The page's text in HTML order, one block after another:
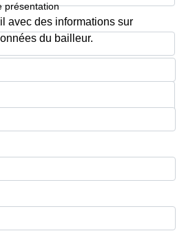
présentation
avec des informations sur
du bailleur.